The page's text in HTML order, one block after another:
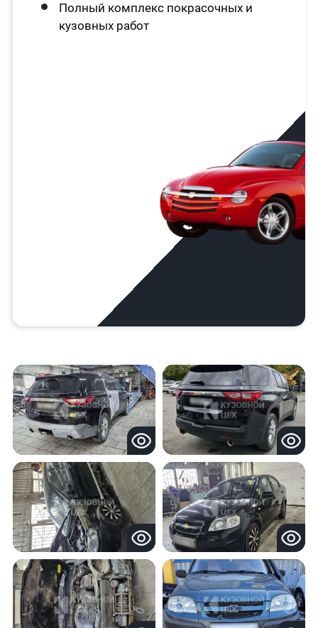
Полный комплекс покрасочных и
кузовных работ